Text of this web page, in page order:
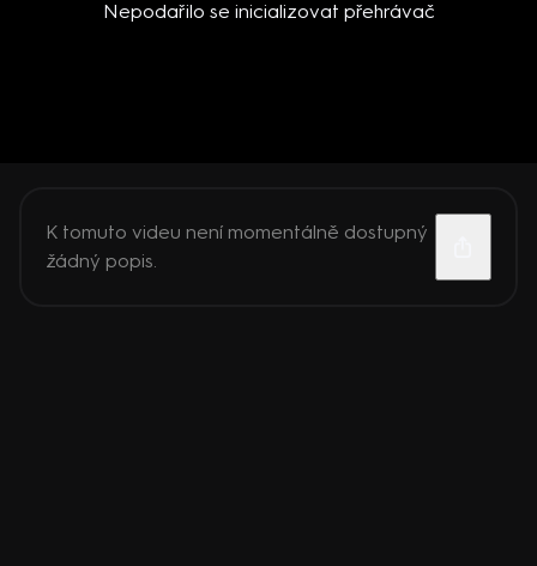
Nepodařilo se inicializovat přehrávač
K tomuto videu není momentálně dostupný
žádný popis.